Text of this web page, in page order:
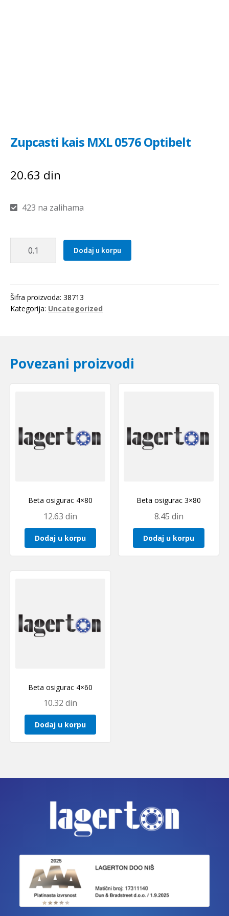
Zupcasti kais MXL 0576 Optibelt
20.63 din
423 na zalihama
Optibelt
količina
Dodaj u korpu
Šifra proizvoda: 38713
Kategorija: Uncategorized
Povezani proizvodi
Beta osigurac 4×80
12.63 din
Dodaj u korpu
Beta osigurac 3×80
8.45 din
Dodaj u korpu
Beta osigurac 4×60
10.32 din
Dodaj u korpu